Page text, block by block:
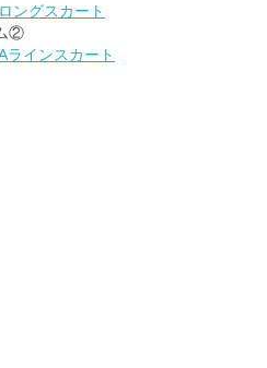
ングスカート
ラインスカート